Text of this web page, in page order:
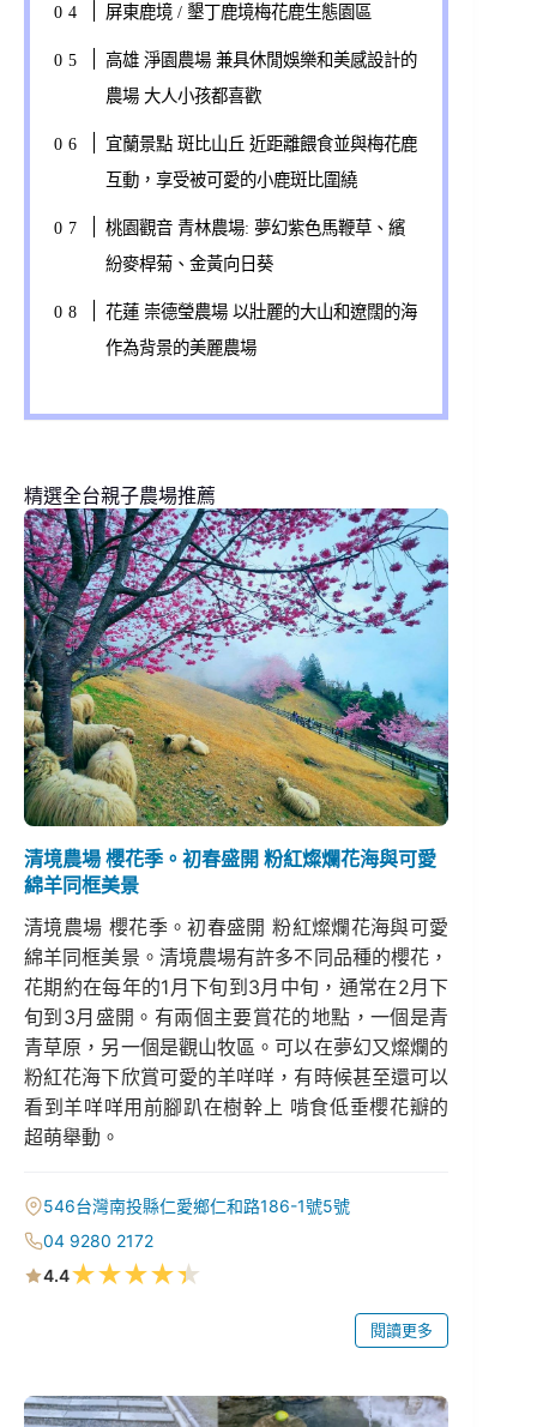
屏東鹿境 / 墾丁鹿境梅花鹿生態園區
高雄 淨園農場 兼具休閒娛樂和美感設計的
農場 大人小孩都喜歡
宜蘭景點 斑比山丘 近距離餵食並與梅花鹿
互動，享受被可愛的小鹿斑比圍繞
桃園觀音 青林農場: 夢幻紫色馬鞭草、繽
紛麥桿菊、金黃向日葵
花蓮 崇德瑩農場 以壯麗的大山和遼闊的海
作為背景的美麗農場
精選全台親子農場推薦
清境農場 櫻花季。初春盛開 粉紅燦爛花海與可愛
綿羊同框美景
清境農場 櫻花季。初春盛開 粉紅燦爛花海與可愛
綿羊同框美景。清境農場有許多不同品種的櫻花，
花期約在每年的1月下旬到3月中旬，通常在2月下
旬到3月盛開。有兩個主要賞花的地點，一個是青
青草原，另一個是觀山牧區。可以在夢幻又燦爛的
粉紅花海下欣賞可愛的羊咩咩，有時候甚至還可以
看到羊咩咩用前腳趴在樹幹上 啃食低垂櫻花瓣的
超萌舉動。
546台灣南投縣仁愛鄉仁和路186-1號5號
04 9280 2172
4.4★★★★★
閱讀更多